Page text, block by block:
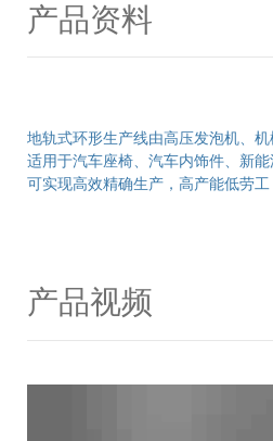
产品资料
地轨式环形生产线由高压发泡机、
适用于汽车座椅、汽车内饰件、新
可实现高效精确生产，高产能低劳
产品视频